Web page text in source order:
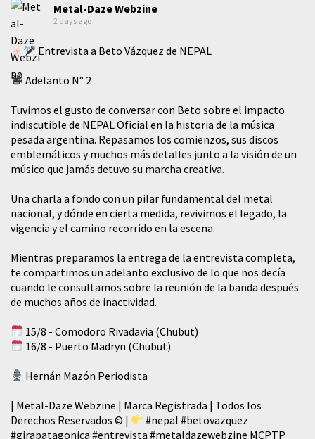
Metal-Daze Webzine
2 days ago
Entrevista a Beto Vázquez de NEPAL
Adelanto N° 2
Tuvimos el gusto de conversar con Beto sobre el impacto
indiscutible de NEPAL Oficial en la historia de la música
pesada argentina. Repasamos los comienzos, sus discos
emblemáticos y muchos más detalles junto a la visión de un
músico que jamás detuvo su marcha creativa.
​Una charla a fondo con un pilar fundamental del metal
nacional, y dónde en cierta medida, revivimos el legado, la
vigencia y el camino recorrido en la escena.
Mientras preparamos la entrega de la entrevista completa,
te compartimos un adelanto exclusivo de lo que nos decía
cuando le consultamos sobre la reunión de la banda después
de muchos años de inactividad.
15/8 - Comodoro Rivadavia (Chubut)
16/8 - Puerto Madryn (Chubut)
Hernán Mazón Periodista
| Metal-Daze Webzine | Marca Registrada | Todos los
Derechos Reservados © |
#nepal #betovazquez
#girapatagonica #entrevista #metaldazewebzine MCPTP